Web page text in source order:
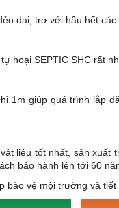
dai, trơ với hầu hết
hoại SEPTIC SHC rất
1m giúp quá trình lắp
liệu tốt nhất, sản xuất
bảo hành lên tới 60
bảo vệ mội trường và tiết